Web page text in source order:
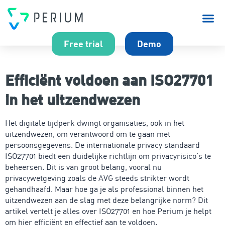
Free trial Demo
Efficiënt voldoen aan ISO27701
in het uitzendwezen
Het digitale tijdperk dwingt organisaties, ook in het
uitzendwezen, om verantwoord om te gaan met
persoonsgegevens. De internationale privacy standaard
ISO27701 biedt een duidelijke richtlijn om privacyrisico’s te
beheersen. Dit is van groot belang, vooral nu
privacywetgeving zoals de AVG steeds strikter wordt
gehandhaafd. Maar hoe ga je als professional binnen het
uitzendwezen aan de slag met deze belangrijke norm? Dit
artikel vertelt je alles over ISO27701 en hoe Perium je helpt
om hier efficiënt en effectief aan te voldoen.